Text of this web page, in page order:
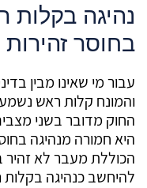
נהיגה בקלות
בחוסר זהירות
עבור מי שאינו מבין
והמונח קלות ראש
החוק מדובר בשני
היא חמורה מנהיגה
הכוללת מעבר לא זהיר
להיחשב כנהיגה